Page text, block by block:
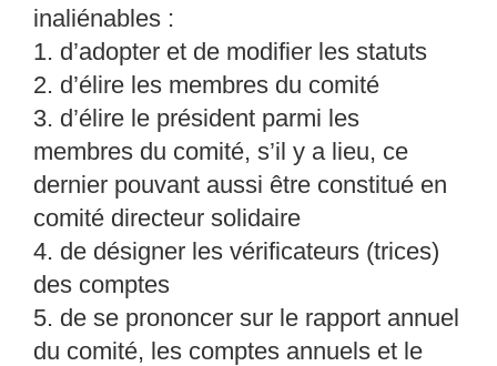
inaliénables :
1. d’adopter et de modifier les statuts
2. d’élire les membres du comité
3. d’élire le président parmi les
membres du comité, s’il y a lieu, ce
dernier pouvant aussi être constitué en
comité directeur solidaire
4. de désigner les vérificateurs (trices)
des comptes
5. de se prononcer sur le rapport annuel
du comité, les comptes annuels et le